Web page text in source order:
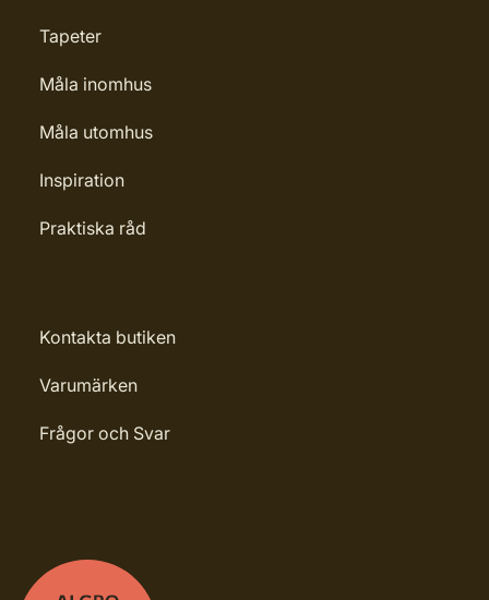
Tapeter
Måla inomhus
Måla utomhus
Inspiration
Praktiska råd
Kontakta butiken
Varumärken
Frågor och Svar